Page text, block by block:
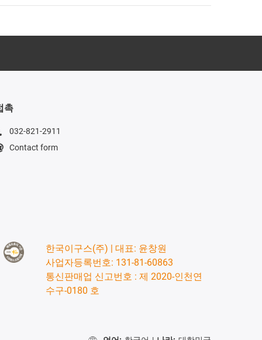
촉
032-821-2911
Contact form
한국이구스(주) | 대표: 윤창원
사업자등록번호: 131-81-60863
통신판매업 신고번호 : 제 2020-인천연
수구-0180 호